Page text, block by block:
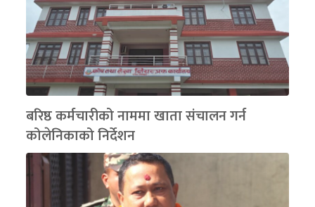
बरिष्ठ कर्मचारीको नाममा खाता संचालन गर्न
कोलेनिकाको निर्देशन